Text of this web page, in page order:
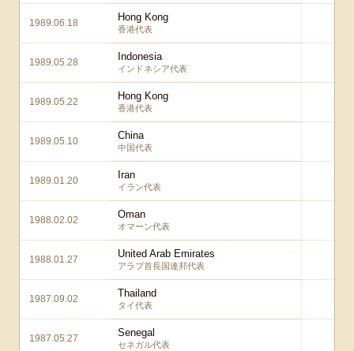
1989.06.18 Hong Kong
香港代表
1989.05.28 Indonesia
インドネシア代表
1989.05.22 Hong Kong
香港代表
1989.05.10 China
中国代表
1989.01.20 Iran
イラン代表
1988.02.02 Oman
オマーン代表
1988.01.27 United Arab Emirates
アラブ首長国連邦代表
1987.09.02 Thailand
タイ代表
1987.05.27 Senegal
セネガル代表